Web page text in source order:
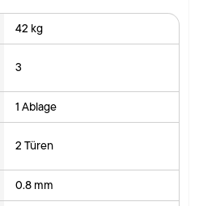
42 kg
3
1 Ablage
2 Türen
0.8 mm